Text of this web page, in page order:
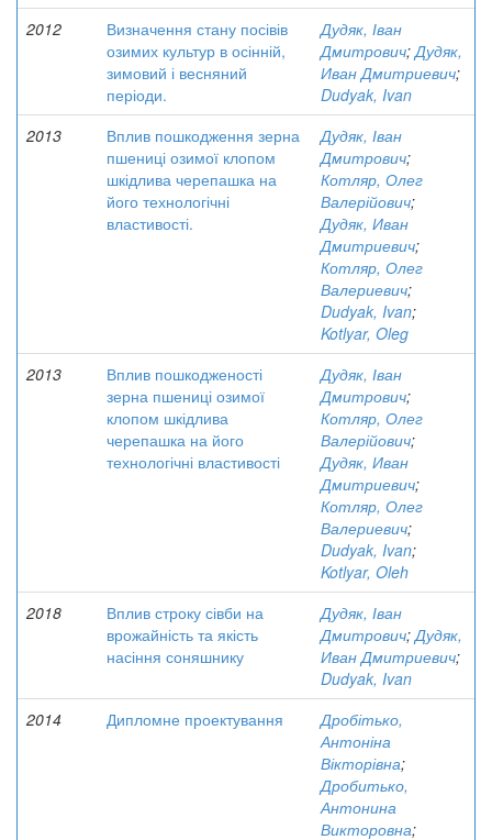
2012
Визначення стану посівів
озимих культур в осінній,
зимовий і весняний
періоди.
Дудяк, Іван
Дмитрович;Дудяк,
Иван Дмитриевич;
Dudyak, Ivan
2013
Вплив пошкодження зерна
пшениці озимої клопом
шкідлива черепашка на
його технологічні
властивості.
Дудяк, Іван
Дмитрович;
Котляр, Олег
Валерійович;
Дудяк, Иван
Дмитриевич;
Котляр, Олег
Валериевич;
Dudyak, Ivan;
Kotlyar, Oleg
2013
Вплив пошкодженості
зерна пшениці озимої
клопом шкідлива
черепашка на його
технологічні властивості
Дудяк, Іван
Дмитрович;
Котляр, Олег
Валерійович;
Дудяк, Иван
Дмитриевич;
Котляр, Олег
Валериевич;
Dudyak, Ivan;
Kotlyar, Oleh
2018
Вплив строку сівби на
врожайність та якість
насіння соняшнику
Дудяк, Іван
Дмитрович;Дудяк,
Иван Дмитриевич;
Dudyak, Ivan
2014
Дипломне проектування
Дробітько,
Антоніна
Вікторівна;
Дробитько,
Антонина
Викторовна;